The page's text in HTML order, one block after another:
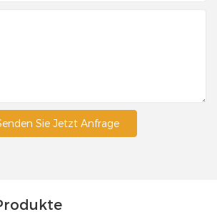
Sie Jetzt Anfrage